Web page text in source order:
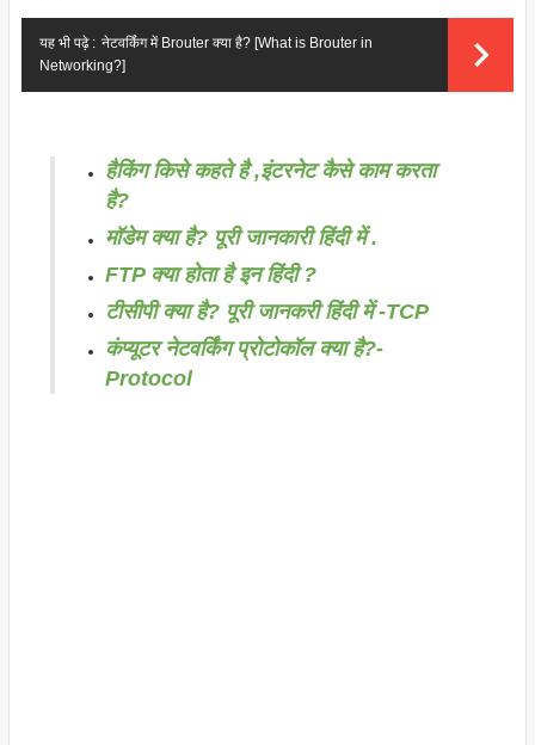
यह भी पढ़े : नेटवर्किंग में Brouter क्या है? [What is Brouter in
Networking?]
हैकिंग किसे कहते है ,इंटरनेट कैसे काम करता
है?
मॉडेम क्या है? पूरी जानकारी हिंदी में .
FTP क्या होता है इन हिंदी ?
टीसीपी क्या है? पूरी जानकरी हिंदी में -TCP
कंप्यूटर नेटवर्किंग प्रोटोकॉल क्या है?-
Protocol